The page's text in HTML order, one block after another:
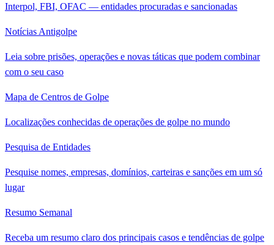
Interpol, FBI, OFAC — entidades procuradas e sancionadas
Notícias Antigolpe
Leia sobre prisões, operações e novas táticas que podem combinar
com o seu caso
Mapa de Centros de Golpe
Localizações conhecidas de operações de golpe no mundo
Pesquisa de Entidades
Pesquise nomes, empresas, domínios, carteiras e sanções em um só
lugar
Resumo Semanal
Receba um resumo claro dos principais casos e tendências de golpe